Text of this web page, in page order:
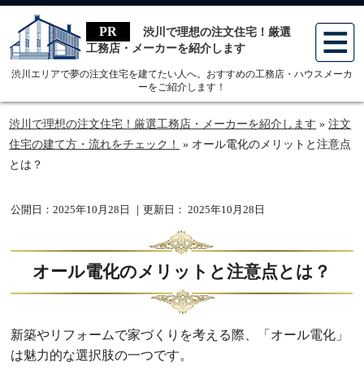
渋川で理想の注文住宅！厳選
工務店・メーカーを紹介します
渋川エリアで夢の注文住宅を建てたい人へ。おすすめの工務店・ハウスメーカ
ーをご紹介します！
menu
渋川で理想の注文住宅！厳選工務店・メーカーを紹介します »注文
住宅の建て方・流れをチェック！
» オール電化のメリットと注意点
とは？
公開日：2025年10月28日 ｜更新日：2025年10月28日
オール電化のメリットと注意点とは？
新築やリフォームで家づくりを考える際、「オール電化」
は魅力的な選択肢の一つです。